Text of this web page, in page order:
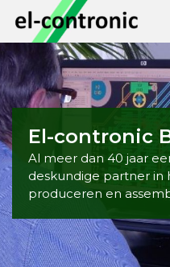
Home
Print ontwerpen
Print assemblage
El-contronic
Al meer dan 40 jaar
deskundige partner in
produceren en